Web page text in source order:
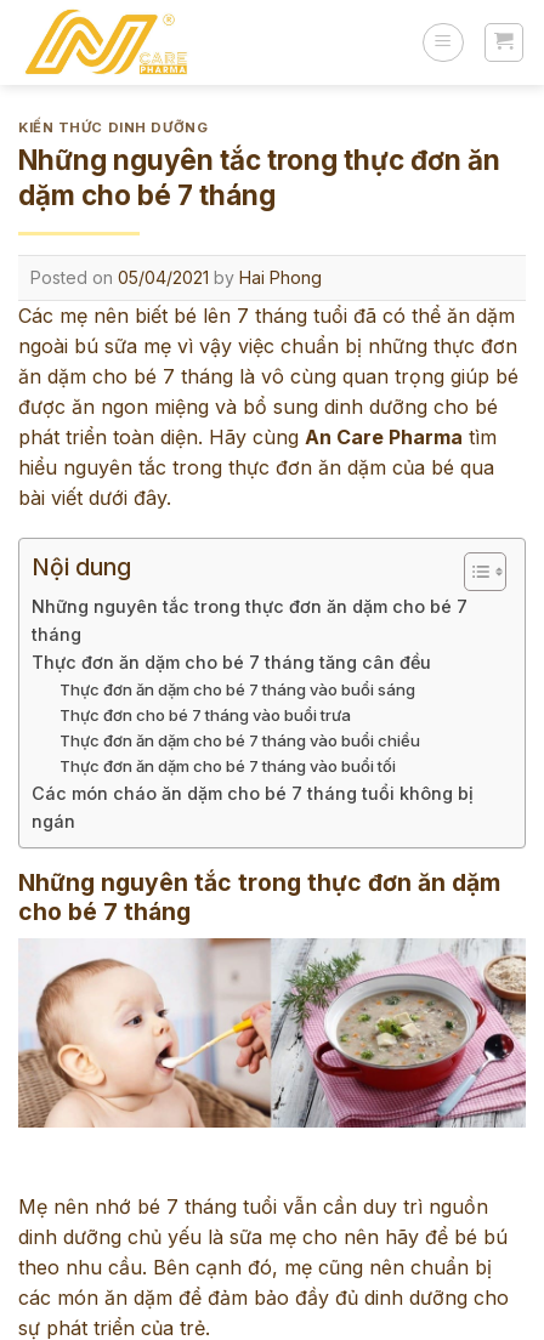
content
KIẾN THỨC DINH DƯỠNG
Những nguyên tắc trong thực đơn ăn
dặm cho bé 7 tháng
Posted on 05/04/2021 by Hai Phong
Các mẹ nên biết bé lên 7 tháng tuổi đã có thể ăn dặm
ngoài bú sữa mẹ vì vậy việc chuẩn bị những thực đơn
ăn dặm cho bé 7 tháng là vô cùng quan trọng giúp bé
được ăn ngon miệng và bổ sung dinh dưỡng cho bé
phát triển toàn diện. Hãy cùng An Care Pharma tìm
hiểu nguyên tắc trong thực đơn ăn dặm của bé qua
bài viết dưới đây.
Nội dung
Những nguyên tắc trong thực đơn ăn dặm cho bé 7
tháng
Thực đơn ăn dặm cho bé 7 tháng tăng cân đều
Thực đơn ăn dặm cho bé 7 tháng vào buổi sáng
Thực đơn cho bé 7 tháng vào buổi trưa
Thực đơn ăn dặm cho bé 7 tháng vào buổi chiều
Thực đơn ăn dặm cho bé 7 tháng vào buổi tối
Các món cháo ăn dặm cho bé 7 tháng tuổi không bị
ngán
Những nguyên tắc trong thực đơn ăn dặm
cho bé 7 tháng
Mẹ nên nhớ bé 7 tháng tuổi vẫn cần duy trì nguồn
dinh dưỡng chủ yếu là sữa mẹ cho nên hãy để bé bú
theo nhu cầu. Bên cạnh đó, mẹ cũng nên chuẩn bị
các món ăn dặm để đảm bảo đầy đủ dinh dưỡng cho
sự phát triển của trẻ.